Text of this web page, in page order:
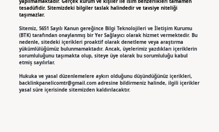
yapılmamaktadır. Gerçek kurum ve kişiler ile isim benzerlikleri tamamen
tesadüfidir. Sitemizdeki bilgiler taslak halindedir ve tavsiye niteliği
taşımazlar.
Sitemiz, 5651 Sayılı Kanun gereğince Bilgi Teknolojileri ve İletişim Kurumu
(BTK) tarafından onaylanmış bir Yer Sağlayıcı olarak hizmet vermektedir. Bu
nedenle, sitedeki içerikleri proaktif olarak denetleme veya araştırma
yükümlülüğümüz bulunmamaktadır. Ancak, üyelerimiz yazdıkları içeriklerin
sorumluluğunu taşımakta olup, siteye üye olarak bu sorumluluğu kabul
etmiş sayılırlar.
Hukuka ve yasal düzenlemelere aykırı olduğunu düşündüğünüz içerikleri,
backlinkpanelicomtr@gmail.comadresine bildirmeniz halinde, ilgili içerikler
yasal süre içerisinde sitemizden kaldırılacaktır.